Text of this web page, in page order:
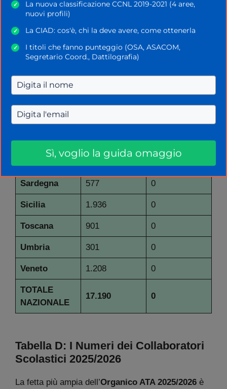
Giulia
359 0
Lazio 1.563 0
Liguria 392
Lombardia 2.149 0
Marche 562 0
Molise
Piemonte 1.147 0
1.420
Sardegna 577 0
Sicilia 1.936 0
Toscana 901 0
Umbria 301 0
Veneto 1.208 0
TOTALE
NAZIONALE
17.190 0
Tabella D: I Numeri dei Collaboratori
Scolastici 2025/2026
La fetta più ampia dell’Organico ATA 2025/2026 è
✓
La nuova classificazione CCNL 2019-2021 (4 aree,
nuovi profili)
✓ La CIAD: cos'è, chi la deve avere, come ottenerla
✓
I titoli che fanno punteggio (OSA, ASACOM,
Segretario Coord., Dattilografia)
Sì, voglio la guida omaggio